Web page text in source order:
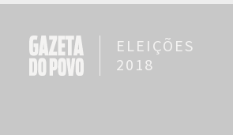
ELEIÇÕES
2018